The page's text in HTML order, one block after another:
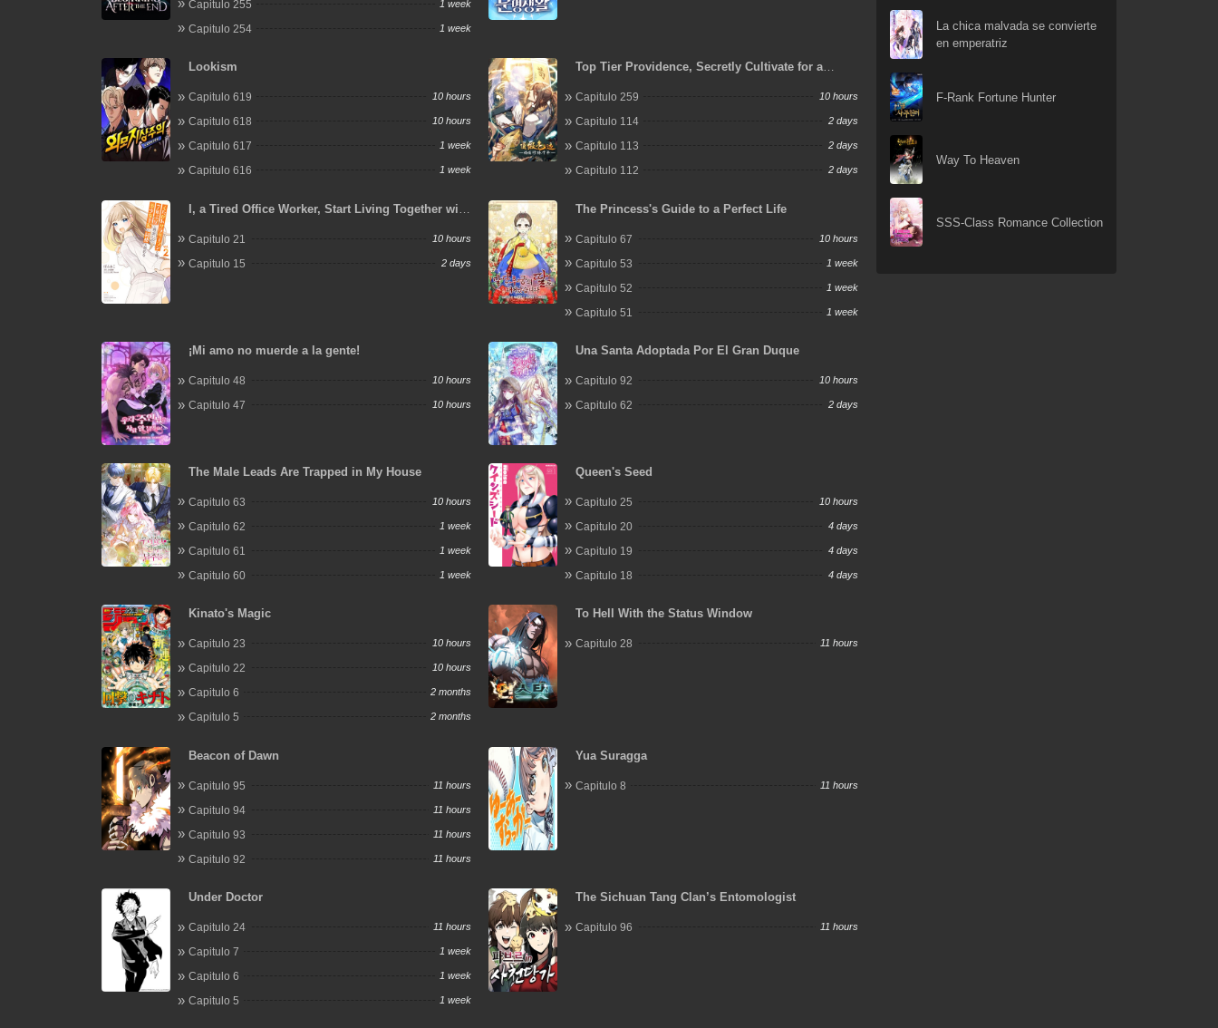
Capitulo 255 1 week
Capitulo 254 1 week
Lookism
Capitulo 619 10 hours
Capitulo 618 10 hours
Capitulo 617 1 week
Capitulo 616 1 week
Top Tier Providence, Secretly Cultivate for a
Capitulo 259 10 hours
Capitulo 114 2 days
Capitulo 113 2 days
Capitulo 112 2 days
I, a Tired Office Worker, Start Living Together with
After 7 Years
Capitulo 21 10 hours
Capitulo 15 2 days
The Princess's Guide to a Perfect Life
Capitulo 67 10 hours
Capitulo 53 1 week
Capitulo 52 1 week
Capitulo 51 1 week
¡Mi amo no muerde a la gente!
Capitulo 48 10 hours
Capitulo 47 10 hours
Una Santa Adoptada Por El Gran Duque
Capitulo 92 10 hours
Capitulo 62 2 days
The Male Leads Are Trapped in My House
Capitulo 63 10 hours
Capitulo 62 1 week
Capitulo 61 1 week
Capitulo 60 1 week
Queen's Seed
Capitulo 25 10 hours
Capitulo 20 4 days
Capitulo 19 4 days
Capitulo 18 4 days
Kinato's Magic
Capitulo 23 10 hours
Capitulo 22 10 hours
Capitulo 6 2 months
Capitulo 5 2 months
To Hell With the Status Window
Capitulo 28 11 hours
Beacon of Dawn
Capitulo 95 11 hours
Capitulo 94 11 hours
Capitulo 93 11 hours
Capitulo 92 11 hours
Yua Suragga
Capitulo 8 11 hours
Under Doctor
Capitulo 24 11 hours
Capitulo 7 1 week
Capitulo 6 1 week
Capitulo 5 1 week
The Sichuan Tang Clan’s Entomologist
Capitulo 96 11 hours
La chica malvada se convierte
en emperatriz
F-Rank Fortune Hunter
Way To Heaven
SSS-Class Romance Collection